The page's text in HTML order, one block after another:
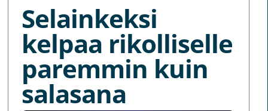
Selainkeksi
kelpaa rikolliselle
paremmin kuin
salasana